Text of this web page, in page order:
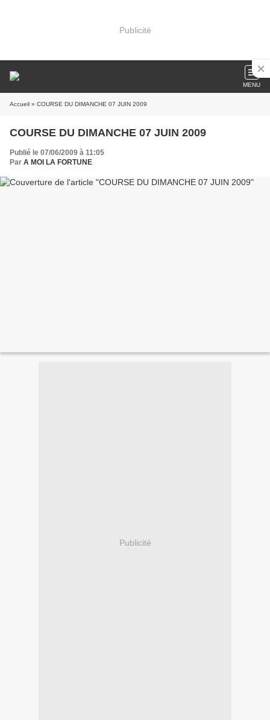
Publicité
MENU
Accueil » COURSE DU DIMANCHE 07 JUIN 2009
COURSE DU DIMANCHE 07 JUIN 2009
Publié le 07/06/2009 à 11:05
Par A MOI LA FORTUNE
Publicité